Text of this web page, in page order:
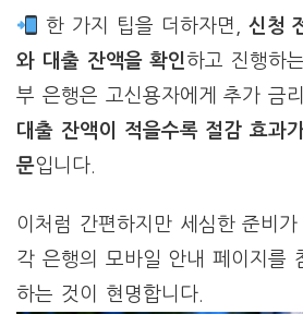
한 가지 팁을 더하자면, 신청
와 대출 잔액을 확인 하고 진행하
부 은행은 고신용자에게 추가 금
대출 잔액이 적을수록 절감 효과
문입니다.
이처럼 간편하지만 세심한 준비가
각 은행의 모바일 안내 페이지를
하는 것이 현명합니다.